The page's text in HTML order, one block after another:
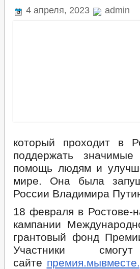
4 апреля, 2023 admin
который проходит в
поддержать
помощь людям и
мире. Она была
России Владимира
18 февраля в Ростове-
кампании
грантовый фонд
Участники
сайте